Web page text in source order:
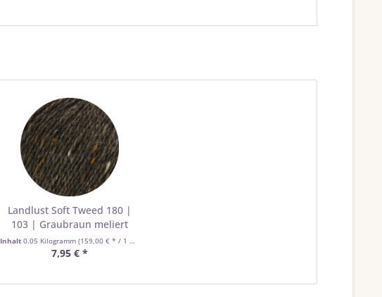
Landlust Soft Tweed 180 |
103 | Graubraun meliert
Inhalt 0.05 Kilogramm (159,00 € * / 1 Kilogramm)
7,95 € *